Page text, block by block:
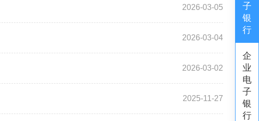
子
银
行
企
业
电
子
银
行
2026-03-05
2026-03-04
2026-03-02
2025-11-27